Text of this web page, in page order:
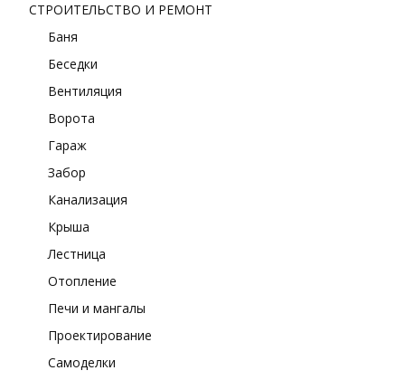
СТРОИТЕЛЬСТВО И РЕМОНТ
Баня
Беседки
Вентиляция
Ворота
Гараж
Забор
Канализация
Крыша
Лестница
Отопление
Печи и мангалы
Проектирование
Самоделки